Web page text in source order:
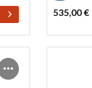
535,00 €